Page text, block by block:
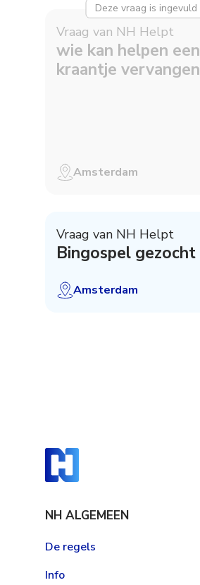
Deze vraag is ingevuld
Vraag van NH Helpt
wie kan helpen een
kraantje vervangen
Amsterdam
Vraag van NH Helpt
Bingospel gezocht
Amsterdam
NH ALGEMEEN
De regels
Info